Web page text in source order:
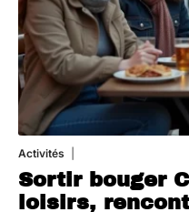
Activités
Sortir bouger
loisirs,